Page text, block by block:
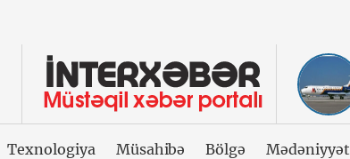
Texnologiya Müsahibə Bölgə Mədəniyyət